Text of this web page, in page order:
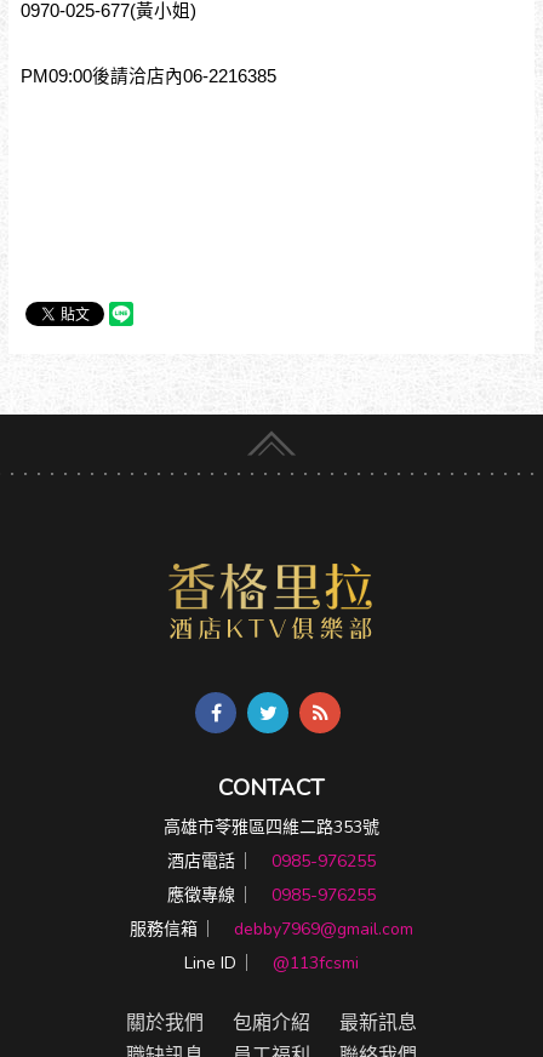
0970-025-677(黃小姐)
PM09:00後請洽店內06-2216385
CONTACT
高雄市苓雅區四維二路353號
酒店電話 ︳ 0985-976255
應徵專線 ︳ 0985-976255
服務信箱 ︳ debby7969@gmail.com
Line ID ︳ @113fcsmi
關於我們 包廂介紹
最新訊息